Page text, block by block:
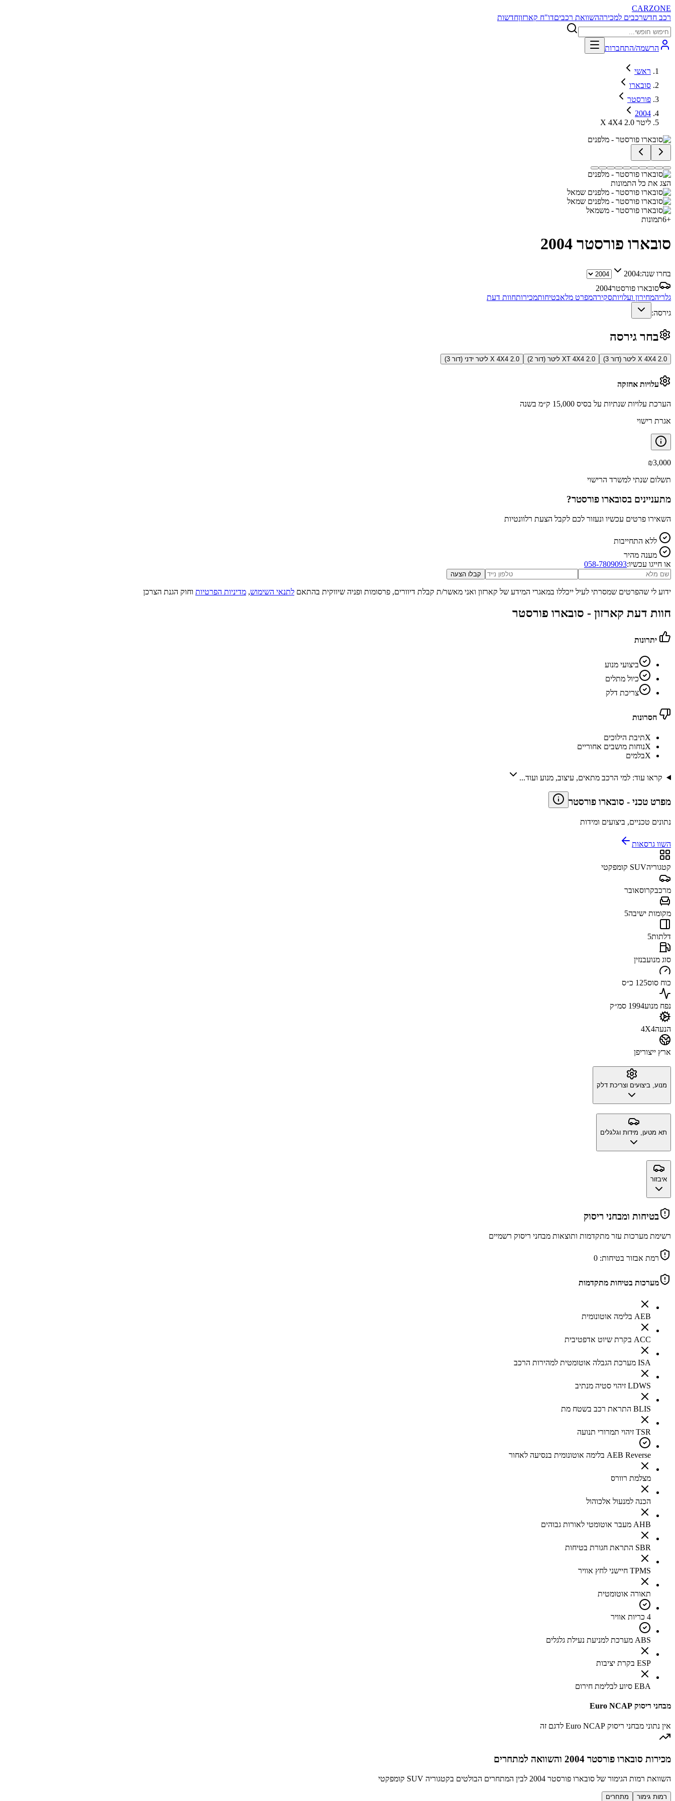
CARZONE
רכב חדשרכבים למכירההשוואת רכביםדו"ח קארזוןחדשות
הרשמה/התחברות
ראשי
סובארו
פורסטר
2004
X 4X4 2.0 ליטר
הצג את כל התמונות
+
6תמונות
סובארו פורסטר 2004
בחרו שנה:2004
סובארו פורסטר2004
גלריהמחירון ועלויותסקירהמפרט מלאבטיחותמכירותחוות דעת
גירסה:
בחר גירסה
X 4X4 2.0 ליטר (דור 3) XT 4X4 2.0 ליטר (דור 2) X 4X4 2.0 ליטר ידני (דור 3)
עלויות אחזקה
הערכת עלויות שנתיות על בסיס 15,000 ק״מ בשנה
אגרת רישוי
₪3,000
תשלום שנתי למשרד הרישוי
מתעניינים בסובארו פורסטר?
השאירו פרטים עכשיו ונעזור לכם לקבל הצעת רלוונטיות
ללא התחייבות
מענה מהיר
או חייגו עכשיו:058-7809093
קבלו הצעה
ידוע לי שהפרטים שמסרתי לעיל ייכללו במאגרי המידע של קארזון ואני מאשר/ת קבלת דיוורים, פרסומות ופניה שיווקית בהתאם לתנאי השימוש, מדיניות הפרטיות וחוק הגנת הצרכן
חוות דעת קארזון - סובארו פורסטר
יתרונות
ביצועי מנוע
כיול מתלים
צריכת דלק
חסרונות
Xתיבת הילוכים
Xנוחות מושבים אחוריים
Xבלמים
קראו עוד: למי הרכב מתאים, עיצוב, מנוע ועוד...
מפרט טכני - סובארו פורסטר
נתונים טכניים, ביצועים ומידות
השוו גרסאות
קטגוריהSUV קומפקטי
מרכבקרוסאובר
מקומות ישיבה5
דלתות5
סוג מנועבנזין
כוח סוס125 כ״ס
נפח מנוע1994 סמ״ק
הנעה4X4
ארץ ייצוריפן
מנוע, ביצועים וצריכת דלק
תא מטען, מידות וגלגלים
איבזור
בטיחות ומבחני ריסוק
רשימת מערכות עזר מתקדמות ותוצאות מבחני ריסוק רשמיים
רמת אבזור בטיחות: 0
מערכות בטיחות מתקדמות
AEB בלימה אוטונומית
ACC בקרת שיוט אדפטיבית
ISA מערכת הגבלה אוטומטית למהירות הרכב
LDWS זיהוי סטיה מנתיב
BLIS התראת רכב בשטח מת
TSR זיהוי תמרורי תנועה
AEB Reverse בלימה אוטונומית בנסיעה לאחור
מצלמת רוורס
הכנה למנעול אלכוהול
AHB מעבר אוטומטי לאורות גבוהים
SBR התראת חגורת בטיחות
TPMS חיישני לחץ אוויר
תאורה אוטומטית
4 כריות אוויר
ABS מערכת למניעת נעילת גלגלים
ESP בקרת יציבות
EBA סיוע לבלימת חירום
מבחני ריסוק Euro NCAP
אין נתוני מבחני ריסוק Euro NCAP לדגם זה
מכירות סובארו פורסטר 2004 והשוואה למתחרים
השוואת רמות הגימור של סובארו פורסטר 2004 לבין המתחרים הבולטים בקטגוריה SUV קומפקטי
רמות גימור מתחרים